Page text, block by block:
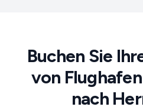
Buchen Sie
von
nach